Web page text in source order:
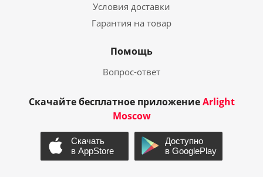
Условия доставки
Гарантия на товар
Помощь
Вопрос-ответ
Скачайте бесплатное приложениеArlight
Moscow